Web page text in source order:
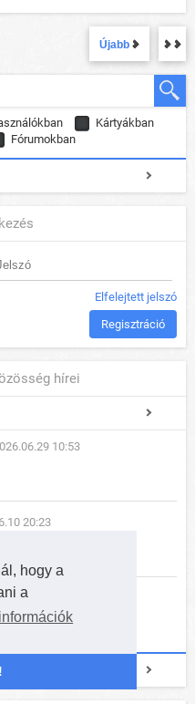
hogy a
a
Újabb
Kártyákban
Fórumokban
Elfelejtett jelszó
Regisztráció
hírei
10:53
20:23
13:44